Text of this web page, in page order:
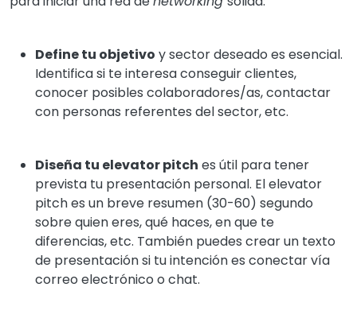
Define tu objetivo y sector deseado es esencial.
Identifica si te interesa conseguir clientes,
conocer posibles colaboradores/as, contactar
con personas referentes del sector, etc.
Diseña tu elevator pitch es útil para tener
prevista tu presentación personal. El elevator
pitch es un breve resumen (30-60) segundo
sobre quien eres, qué haces, en que te
diferencias, etc. También puedes crear un texto
de presentación si tu intención es conectar vía
correo electrónico o chat.